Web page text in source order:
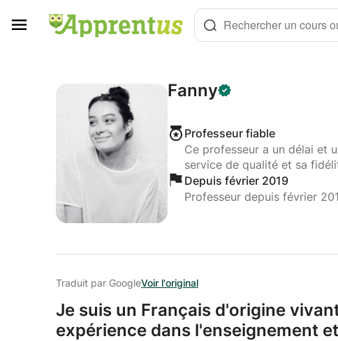
Rechercher un cours
Fanny
Professeur fiable
Ce professeur a un délai et
service de qualité et sa
Depuis février 2019
Professeur depuis février
Traduit par GoogleVoir l'original
Je suis un Français d'origine
expérience dans l'enseignement